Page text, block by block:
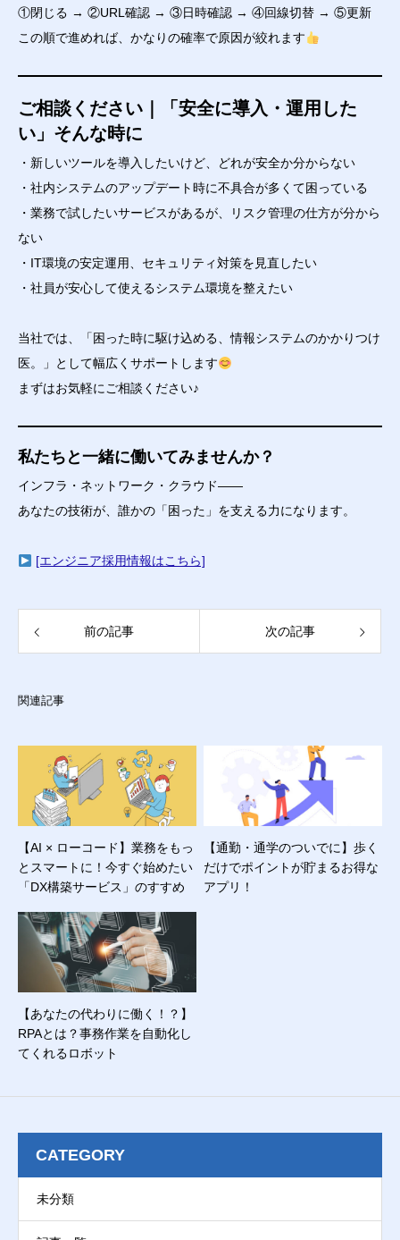
①閉じる → ②URL確認 → ③日時確認 → ④回線切替 → ⑤更新
この順で進めれば、かなりの確率で原因が絞れます
ご相談ください｜「安全に導入・運用した
い」そんな時に
・新しいツールを導入したいけど、どれが安全か分からない
・社内システムのアップデート時に不具合が多くて困っている
・業務で試したいサービスがあるが、リスク管理の仕方が分から
ない
・IT環境の安定運用、セキュリティ対策を見直したい
・社員が安心して使えるシステム環境を整えたい
当社では、「困った時に駆け込める、情報システムのかかりつけ
医。」として幅広くサポートします
まずはお気軽にご相談ください♪
私たちと一緒に働いてみませんか？
インフラ・ネットワーク・クラウド――
あなたの技術が、誰かの「困った」を支える力になります。
[エンジニア採用情報はこちら]
前の記事 次の記事
関連記事
【AI × ローコード】業務をもっ
とスマートに！今すぐ始めたい
「DX構築サービス」のすすめ
【通勤・通学のついでに】歩く
だけでポイントが貯まるお得な
アプリ！
【あなたの代わりに働く！？】
RPAとは？事務作業を自動化し
てくれるロボット
CATEGORY
未分類